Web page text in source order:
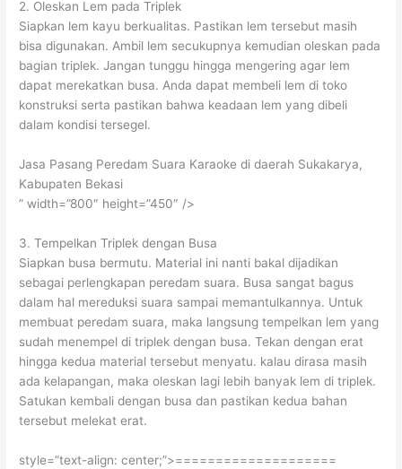
2. Oleskan Lem pada Triplek
Siapkan lem kayu berkualitas. Pastikan lem tersebut masih
bisa digunakan. Ambil lem secukupnya kemudian oleskan pada
bagian triplek. Jangan tunggu hingga mengering agar lem
dapat merekatkan busa. Anda dapat membeli lem di toko
konstruksi serta pastikan bahwa keadaan lem yang dibeli
dalam kondisi tersegel.
Jasa Pasang Peredam Suara Karaoke di daerah Sukakarya,
Kabupaten Bekasi
” width=”800″ height=”450″ />
3. Tempelkan Triplek dengan Busa
Siapkan busa bermutu. Material ini nanti bakal dijadikan
sebagai perlengkapan peredam suara. Busa sangat bagus
dalam hal mereduksi suara sampai memantulkannya. Untuk
membuat peredam suara, maka langsung tempelkan lem yang
sudah menempel di triplek dengan busa. Tekan dengan erat
hingga kedua material tersebut menyatu. kalau dirasa masih
ada kelapangan, maka oleskan lagi lebih banyak lem di triplek.
Satukan kembali dengan busa dan pastikan kedua bahan
tersebut melekat erat.
style=”text-align: center;”>====================